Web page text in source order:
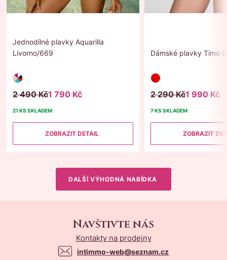
Jednodílné plavky Aquarilla
Livorno/669
2 490 Kč1 790 Kč
21 KS SKLADEM
ZOBRAZIT DETAIL
Dámské plavky Timo
2 290 Kč1 990 Kč
7 KS SKLADEM
ZOBRAZIT
DALŠÍ VÝHODNÁ NABÍDKA
Navštivte nás
Kontakty na prodejny
intimmo-web@seznam.cz